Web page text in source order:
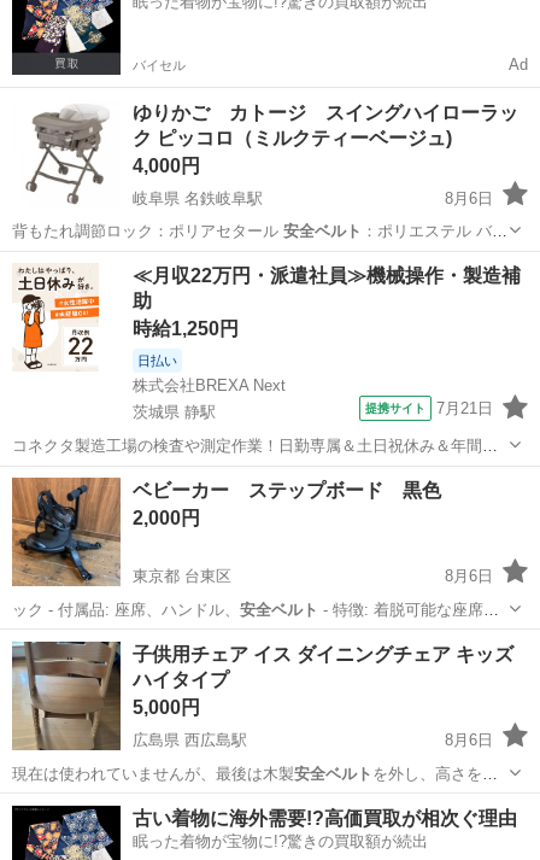
バイセル Ad
ゆりかご カトージ スイングハイローラッ
ク ピッコロ（ミルクティーベージュ)
4,000円
岐阜県 名鉄岐阜駅
8月6日
背もたれ調節ロック：ポリアセタール 安全ベルト ：ポリエステル バッ
クル：PA＋GF…
岐阜 岐阜市 名鉄岐阜駅 ベビー用品
≪月収22万円・派遣社員≫機械操作・製造補
助
時給1,250円
日払い
株式会社BREXA Next
茨城県 静駅
提携サイト 7月21日
コネクタ製造工場の検査や測定作業！日勤専属＆土日祝休み＆年間休
日128日★クリーンルーム内作業★マイカー通勤OK＆無料駐車場あり
★就業先食堂利用可！日払い制度あり！《茨城県常陸大宮市》 人気の
工場のお仕事 ◇コネクタ製造工...
茨城 常陸大宮市
ベビーカー ステップボード 黒色
2,000円
東京都 台東区
8月6日
ック - 付属品: 座席、ハンドル、 安全ベルト - 特徴: 着脱可能な座席付
き、ハ…
東京 台東区 ベビー用品
子供用チェア イス ダイニングチェア キッズ
ハイタイプ
5,000円
広島県 西広島駅
8月6日
現在は使われていませんが、最後は木製安全ベルト を外し、高さをか
えて学習机の椅子とし…
広島 広島市 西広島駅 椅子 ダイニング
古い着物に海外需要!?高価買取が相次ぐ理由
眠った着物が宝物に!?驚きの買取額が続出